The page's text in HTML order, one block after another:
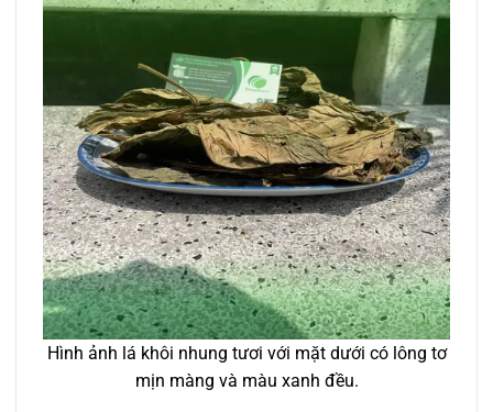
Hình ảnh lá khôi nhung tươi với mặt dưới có lông tơ
mịn màng và màu xanh đều.